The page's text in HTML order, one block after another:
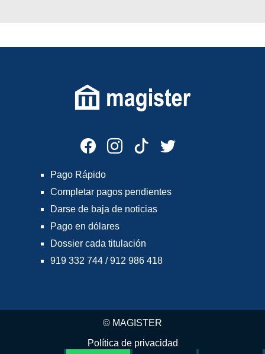
Pago Rápido
Completar pagos pendientes
Darse de baja de noticias
Pago en dólares
Dossier cada titulación
919 332 744 / 912 986 418
© MAGISTER
Política de privacidad